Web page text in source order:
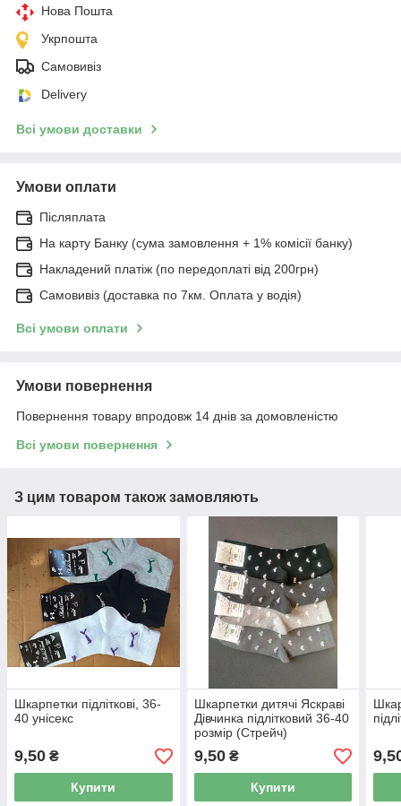
Нова Пошта
Укрпошта
Самовивіз
Delivery
Всі умови доставки
Умови оплати
Післяплата
На карту Банку (сума замовлення + 1% комісії банку)
Накладений платіж (по передоплаті від 200грн)
Самовивіз (доставка по 7км. Оплата у водія)
Всі умови оплати
Умови повернення
Повернення товару впродовж 14 днів за домовленістю
Всі умови повернення
З цим товаром також замовляють
Шкарпетки підліткові, 36-
40 унісекс
9,50 ₴
Купити
Шкарпетки дитячі Яскраві
Дівчинка підлітковий 36-40
розмір (Стрейч)
9,50₴
Купити